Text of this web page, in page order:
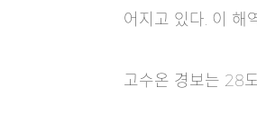
어지고 있다. 이 해
고수온 경보는 28